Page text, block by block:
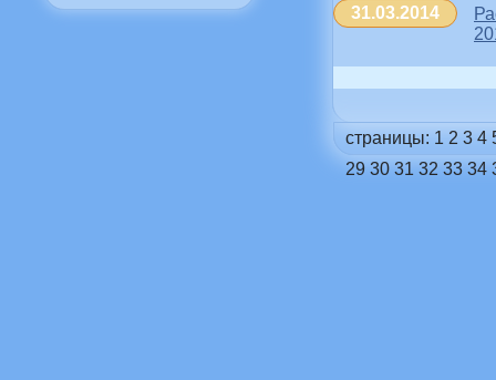
31.03.2014
страницы: 1 2 3 4
29 30 31 32 33 34